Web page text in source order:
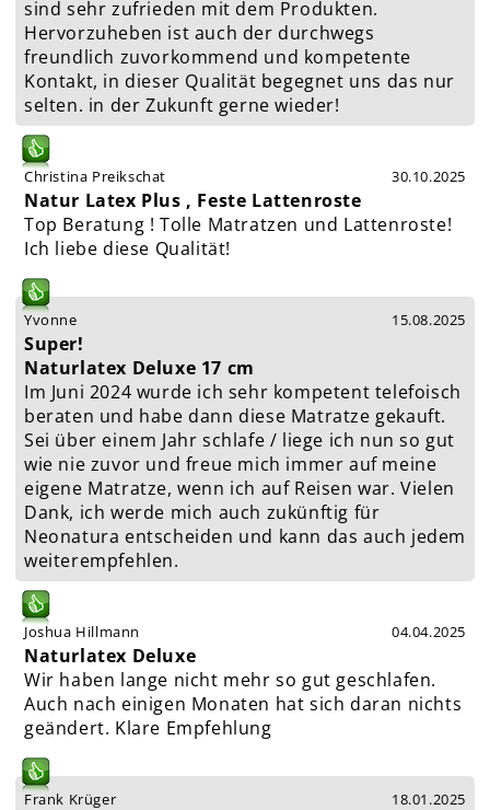
sind sehr zufrieden mit dem Produkten.
Hervorzuheben ist auch der durchwegs
freundlich zuvorkommend und kompetente
Kontakt, in dieser Qualität begegnet uns das nur
selten. in der Zukunft gerne wieder!
Christina Preikschat 30.10.2025
Natur Latex Plus , Feste Lattenroste
Top Beratung ! Tolle Matratzen und Lattenroste!
Ich liebe diese Qualität!
Yvonne 15.08.2025
Super!
Naturlatex Deluxe 17 cm
Im Juni 2024 wurde ich sehr kompetent telefoisch
beraten und habe dann diese Matratze gekauft.
Sei über einem Jahr schlafe / liege ich nun so gut
wie nie zuvor und freue mich immer auf meine
eigene Matratze, wenn ich auf Reisen war. Vielen
Dank, ich werde mich auch zukünftig für
Neonatura entscheiden und kann das auch jedem
weiterempfehlen.
Joshua Hillmann 04.04.2025
Naturlatex Deluxe
Wir haben lange nicht mehr so gut geschlafen.
Auch nach einigen Monaten hat sich daran nichts
geändert. Klare Empfehlung
Frank Krüger 18.01.2025